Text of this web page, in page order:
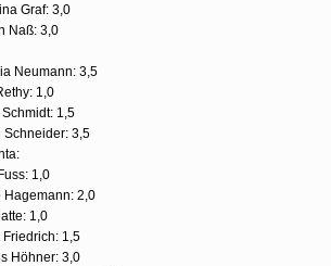
Graf: 3,0
Naß: 3,0
Neumann: 3,5
1,0
1,5
Schneider: 3,5
1,0
Hagemann: 2,0
1,0
Friedrich: 1,5
Höhner: 3,0